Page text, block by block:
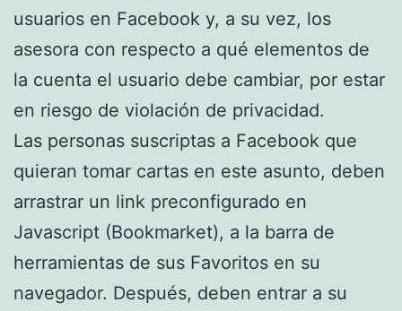
usuarios en Facebook y, a su vez, los
asesora con respecto a qué elementos de
la cuenta el usuario debe cambiar, por estar
en riesgo de violación de privacidad.
Las personas suscriptas a Facebook que
quieran tomar cartas en este asunto, deben
arrastrar un link preconfigurado en
Javascript (Bookmarket), a la barra de
herramientas de sus Favoritos en su
navegador. Después, deben entrar a su